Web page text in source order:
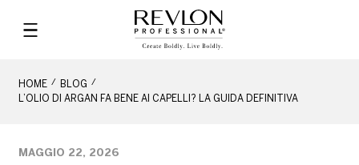
HOME
BLOG
L’OLIO DI ARGAN FA BENE AI CAPELLI? LA GUIDA DEFINITIVA
MAGGIO 22, 2026